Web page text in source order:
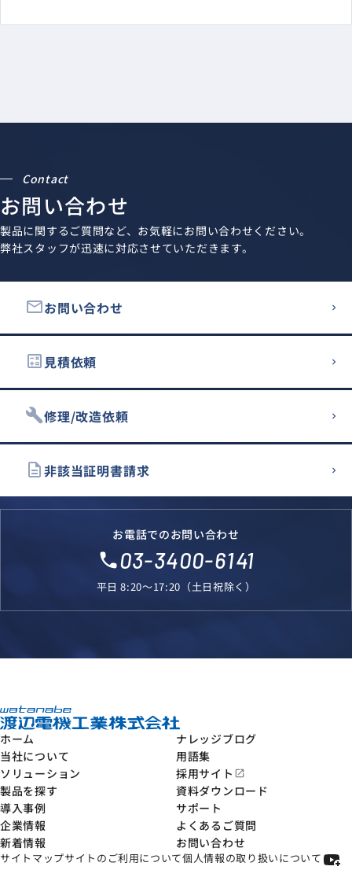
Contact
お問い合わせ
製品に関するご質問など、お気軽にお問い合わせください。
弊社スタッフが迅速に対応させていただきます。
emailお問い合わせ
calculate見積依頼
build修理/改造依頼
description非該当証明書請求
お電話でのお問い合わせ
local_phone03-3400-6141
平日 8:20～17:20（土日祝除く）
ホーム
当社について
ソリューション
製品を探す
導入事例
企業情報
新着情報
ナレッジブログ
用語集
採用サイト open_in_new
資料ダウンロード
サポート
よくあるご質問
お問い合わせ
サイトマップサイトのご利用について個人情報の取り扱いについて